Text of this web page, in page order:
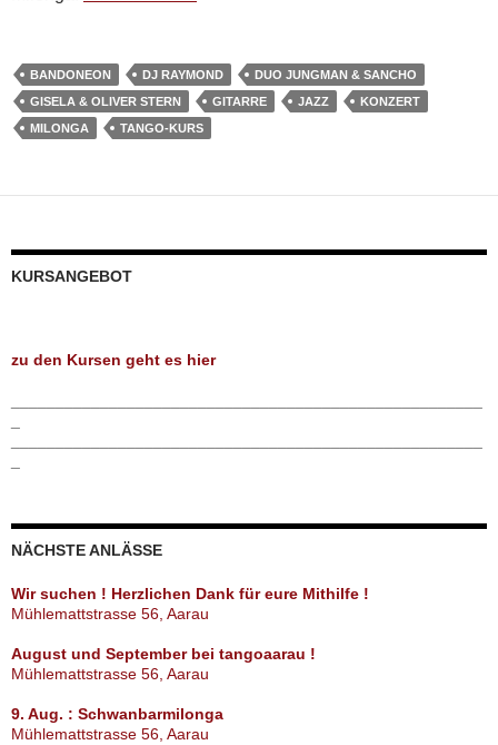
BANDONEON DJ RAYMOND
DUO JUNGMAN & SANCHO
GISELA & OLIVER STERN
GITARRE JAZZ
KONZERT
MILONGA
TANGO-KURS
KURSANGEBOT
zu den Kursen geht es hier
NÄCHSTE ANLÄSSE
Wir suchen ! Herzlichen Dank für eure Mithilfe !
Mühlemattstrasse 56, Aarau
August und September bei tangoaarau !
Mühlemattstrasse 56, Aarau
9. Aug. : Schwanbarmilonga
Mühlemattstrasse 56, Aarau